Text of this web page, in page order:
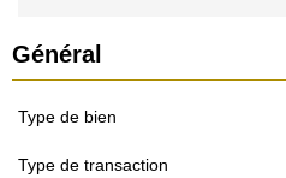
Général
Type de bien
Type de transaction